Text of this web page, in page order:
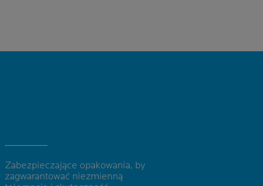
Zabezpieczające opakowania, by
zagwarantować niezmienną